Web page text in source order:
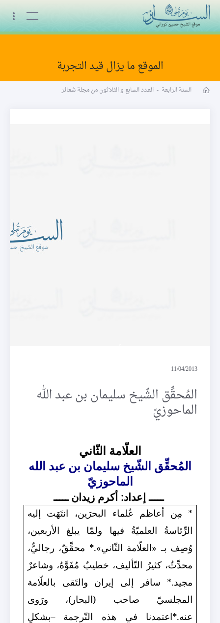
البث المباشر
الموقع ما يزال قيد التجربة
السنة الرابعة - العـدد السابع و الثلاثون من مجلة شعائر
11/04/2013
المُحقِّق الشّيخ سليمان بن عبد الله
الماحوزيّ
العلّامة الثّاني
المُحقِّق الشّيخ سليمان بن عبد الله
الماحوزيّ
ـــــ إعداد: أكرم زيدان ـــــ
* مِن أعاظم عُلماء البحرَين، انتَهَت إليه
الرِّئاسةُ العلميّةُ فيها ولمّا يبلغ الأربعين،
وُصِف بـ «العلّامة الثّاني».* محقِّقٌ، رجاليٌّ،
محدِّثٌ، كثيرُ التّأليف، خطيبٌ مُفَوَّهٌ، وشاعرٌ
مجيد.* سافر إلى إيران والتَقى بالعلّامة
المجلسيّ صاحب (البحار)، ورَوى
عنه.*اعتمدنا في هذه التّرجمة –بشكلٍ